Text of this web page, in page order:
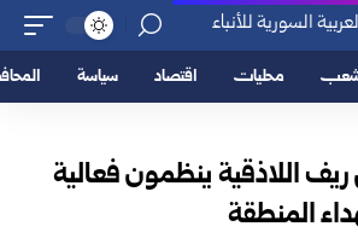
محليات اقتصاد سياسة
اللاذقية ينظمون فعالية
المنطقة